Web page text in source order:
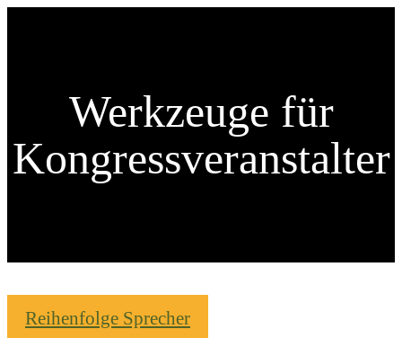
Werkzeuge für
Kongressveranstalter
Reihenfolge Sprecher